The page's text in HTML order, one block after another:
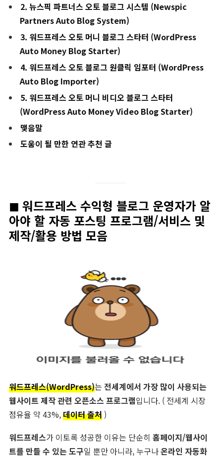
2. 뉴스픽 파트너스 오토 블로그 시스템 (Newspic
Partners Auto Blog System)
3. 워드프레스 오토 머니 블로그 스타터 (WordPress
Auto Money Blog Starter)
4. 워드프레스 오토 블로그 원클릭 임포터 (WordPress
Auto Blog Importer)
5. 워드프레스 오토 머니 비디오 블로그 스타터
(WordPress Auto Money Video Blog Starter)
맺음말
도움이 될 만한 연관 추천 글
◼︎ 워드프레스 수익형 블로그 운영자가 알
아야 할 자동 포스팅 프로그램/서비스 및
제작/활용 방법 모음
워드프레스(WordPress)는 전세계에서 가장 많이 사용되는
웹사이트 제작 관련 오픈소스 프로그램입니다. ( 전세계 시장
점유율 약 43%,데이터 출처)
워드프레스가 이토록 성공한 이유는 단순히 홈페이지/웹사이
트를 만들 수 있는 도구일 뿐만 아니라, 누구나온라인 자동화